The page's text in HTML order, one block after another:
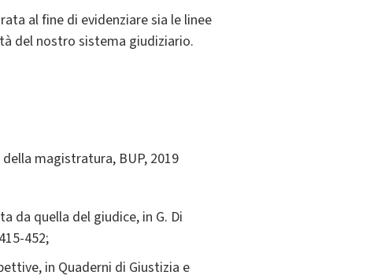
al fine di evidenziare sia le linee
del nostro sistema giudiziario.
magistratura, BUP, 2019
da quella del giudice, in G. Di
452;
in Quaderni di Giustizia e